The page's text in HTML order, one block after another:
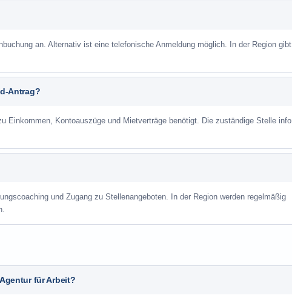
an. Alternativ ist eine telefonische Anmeldung möglich. In der Region
Antrag?
Einkommen, Kontoauszüge und Mietverträge benötigt. Die zuständige Stelle
und Zugang zu Stellenangeboten. In der Region werden regelmäßig
für Arbeit?